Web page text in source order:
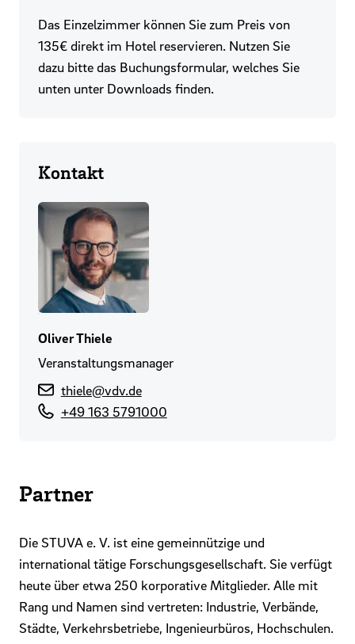
Das Einzelzimmer können Sie zum Preis von
135€ direkt im Hotel reservieren. Nutzen Sie
dazu bitte das Buchungsformular, welches Sie
unten unter Downloads finden.
Kontakt
Oliver Thiele
Veranstaltungsmanager
thiele@vdv.de
+49 163 5791000
Partner
Die STUVA e. V. ist eine gemeinnützige und
international tätige Forschungsgesellschaft. Sie verfügt
heute über etwa 250 korporative Mitglieder. Alle mit
Rang und Namen sind vertreten: Industrie, Verbände,
Städte, Verkehrsbetriebe, Ingenieurbüros, Hochschulen.